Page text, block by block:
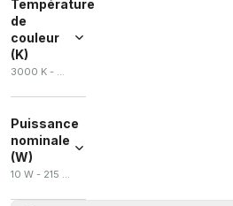
Température
de
couleur
(K)
3000 K - 6500 K
Puissance
nominale
(W)
10 W - 215 W